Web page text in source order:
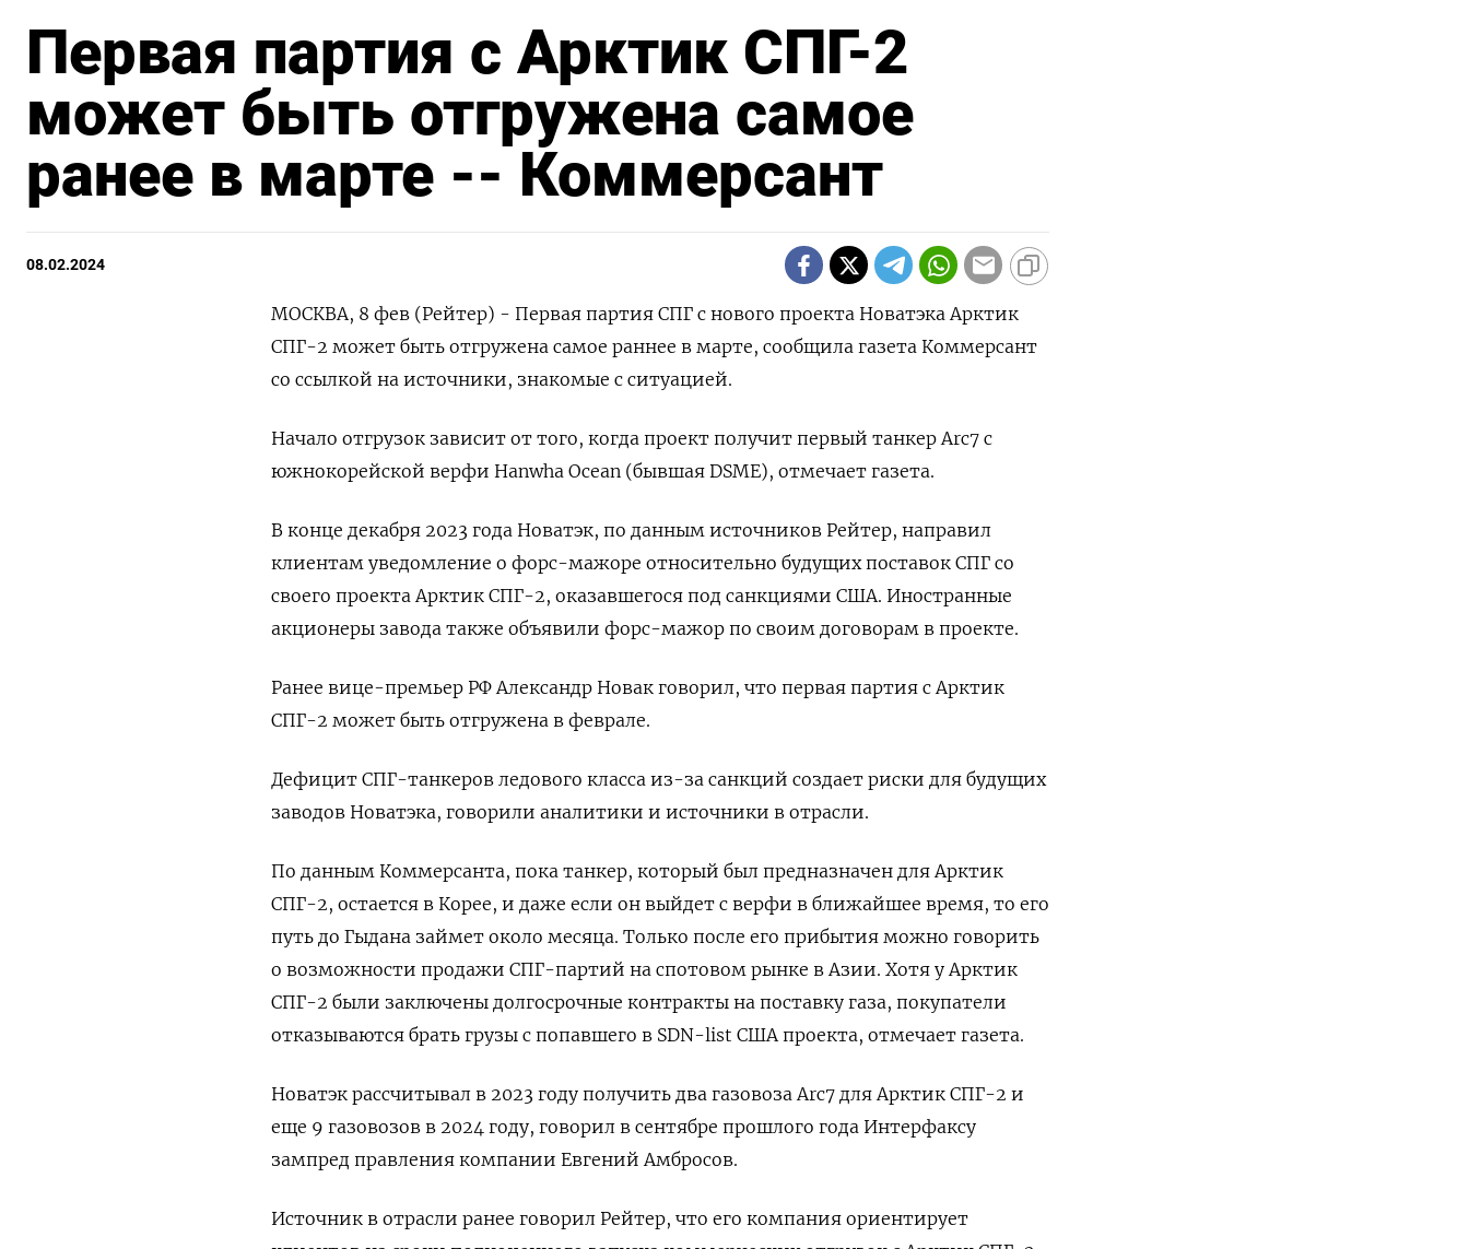
Первая партия с Арктик СПГ-2
может быть отгружена самое
ранее в марте -- Коммерсант
08.02.2024
МОСКВА, 8 фев (Рейтер) - Первая партия СПГ с нового проекта Новатэка Арктик
СПГ-2 может быть отгружена самое раннее в марте, сообщила газета Коммерсант
со ссылкой на источники, знакомые с ситуацией.
Начало отгрузок зависит от того, когда проект получит первый танкер Arc7 с
южнокорейской верфи Hanwha Ocean (бывшая DSME), отмечает газета.
В конце декабря 2023 года Новатэк, по данным источников Рейтер, направил
клиентам уведомление о форс-мажоре относительно будущих поставок СПГ со
своего проекта Арктик СПГ-2, оказавшегося под санкциями США. Иностранные
акционеры завода также объявили форс-мажор по своим договорам в проекте.
Ранее вице-премьер РФ Александр Новак говорил, что первая партия с Арктик
СПГ-2 может быть отгружена в феврале.
Дефицит СПГ-танкеров ледового класса из-за санкций создает риски для будущих
заводов Новатэка, говорили аналитики и источники в отрасли.
По данным Коммерсанта, пока танкер, который был предназначен для Арктик
СПГ-2, остается в Корее, и даже если он выйдет с верфи в ближайшее время, то его
путь до Гыдана займет около месяца. Только после его прибытия можно говорить
о возможности продажи СПГ-партий на спотовом рынке в Азии. Хотя у Арктик
СПГ-2 были заключены долгосрочные контракты на поставку газа, покупатели
отказываются брать грузы с попавшего в SDN-list США проекта, отмечает газета.
Новатэк рассчитывал в 2023 году получить два газовоза Arc7 для Арктик СПГ-2 и
еще 9 газовозов в 2024 году, говорил в сентябре прошлого года Интерфаксу
зампред правления компании Евгений Амбросов.
Источник в отрасли ранее говорил Рейтер, что его компания ориентирует